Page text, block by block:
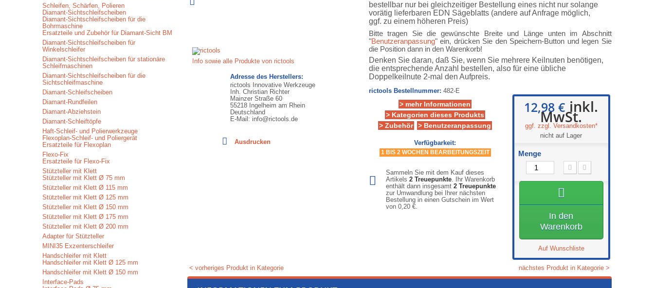
Schleifen, Schärfen, Polieren
Diamant-Sichtschleifscheiben
Diamant-Sichtschleifscheiben für die
Bohrmaschine
Ersatzteile und Zubehör für Diamant-Sicht BM
Diamant-Sichtschleifscheiben für
Winkelschleifer
Diamant-Sichtschleifscheiben für stationäre
Schleifmaschinen
Diamant-Sichtschleifscheiben für die
Sichtschleifmaschine
Diamant-Schleifscheiben
Diamant-Rundfeilen
Diamant-Abziehstein
Diamant-Schleiftöpfe
Haft-Schleif- und Polierwerkzeuge
Flexoplan-Schleif- und Poliergerät
Ersatzteile für Flexoplan
Flexo-Fix
Ersatzteile für Flexo-Fix
Stützteller mit Klett
Stützteller mit Klett Ø 75 mm
Stützteller mit Klett Ø 115 mm
Stützteller mit Klett Ø 125 mm
Stützteller mit Klett Ø 150 mm
Stützteller mit Klett Ø 175 mm
Stützteller mit Klett Ø 200 mm
Adapter für Stützteller
MINI35 Exzenterschleifer
Handschleifer mit Klett
Handschleifer mit Klett Ø 125 mm
Handschleifer mit Klett Ø 150 mm
Interface-Pads
Info sowie alle Produkte von rictools
Adresse des Herstellers:
rictools Innovative Werkzeuge
Inh. Christian Richter
Mainzer Straße 60
55218 Ingelheim am Rhein
Deutschland
E-Mail: info@rictools.de
Ausdrucken
bestellbar nur bei gleichzeitiger Bestellung eines nicht nur solange
vorätig lieferbaren EDN Sägeblatts (andere auf Anfrage möglich,
ggf. zu einem höheren Preis)
Bitte tragen Sie die gewünschte Breite und Länge unten im Abschnitt
"Benutzeranpassung" ein, drücken Sie den Speichern-Button und legen Sie
die Position dann in den Warenkorb!
Denken Sie daran, daß Sie, wenn Sie mehrere Keilnuten benötigen,
die entsprechende Anzahl bestellen, also für eine übliche
Doppelkeilnute 2-mal den Aufpreis.
rictools Bestellnummer: 482-E
> mehr Informationen
> Kategorien dieses Produkts
> Zubehör
> Benutzeranpassung
Verfügbarkeit:
1 BIS 2 WOCHEN BEARBEITUNGSZEIT
Sammeln Sie mit dem Kauf dieses
Artikels 2Treuepunkte. Ihr Warenkorb
enthält dann insgesamt 2Treuepunkte
zur Umwandlung bei Ihrer nächsten
Bestellung in einen Gutschein im Wert
von 0,20 €.
12,98 € inkl.
MwSt.
ggf. zzgl. Versandkosten*
nicht auf Lager
Menge
In den
Warenkorb
Auf Wunschliste
< vorheriges Produkt in Kategorie nächstes Produkt in Kategorie >